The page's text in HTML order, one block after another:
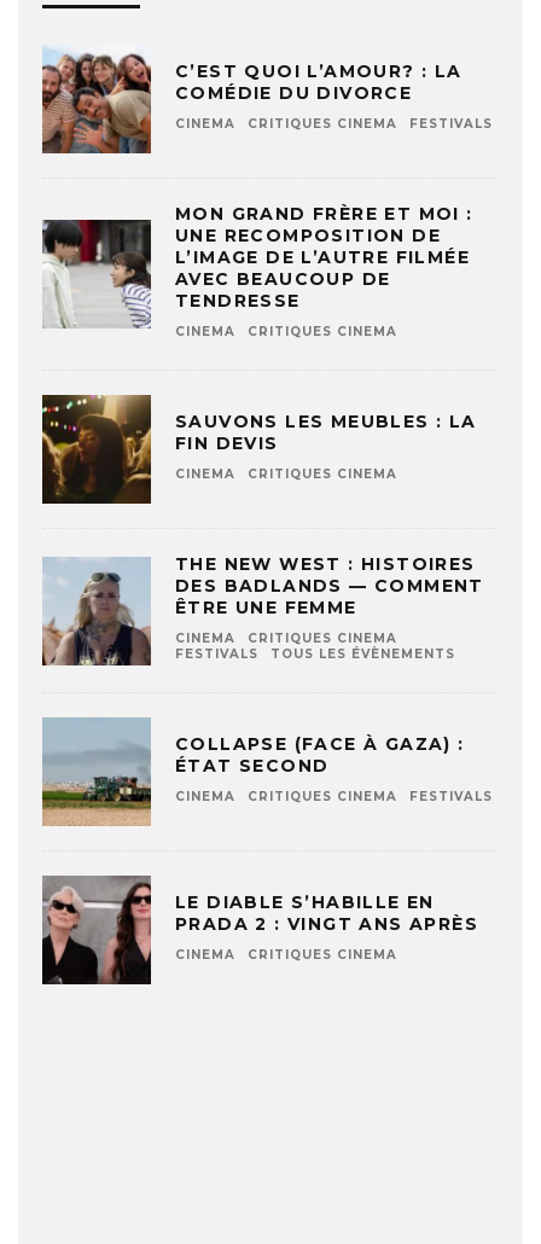
C’EST QUOI L’AMOUR? : LA
COMÉDIE DU DIVORCE
CINEMA CRITIQUES CINEMA FESTIVALS
MON GRAND FRÈRE ET MOI :
UNE RECOMPOSITION DE
L’IMAGE DE L’AUTRE FILMÉE
AVEC BEAUCOUP DE
TENDRESSE
CINEMA CRITIQUES CINEMA
SAUVONS LES MEUBLES : LA
FIN DEVIS
CINEMA CRITIQUES CINEMA
THE NEW WEST : HISTOIRES
DES BADLANDS — COMMENT
ÊTRE UNE FEMME
CINEMA
CRITIQUES CINEMA
FESTIVALS
TOUS LES ÉVÈNEMENTS
COLLAPSE (FACE À GAZA) :
ÉTAT SECOND
CINEMA CRITIQUES CINEMA FESTIVALS
LE DIABLE S’HABILLE EN
PRADA 2 : VINGT ANS APRÈS
CINEMA CRITIQUES CINEMA